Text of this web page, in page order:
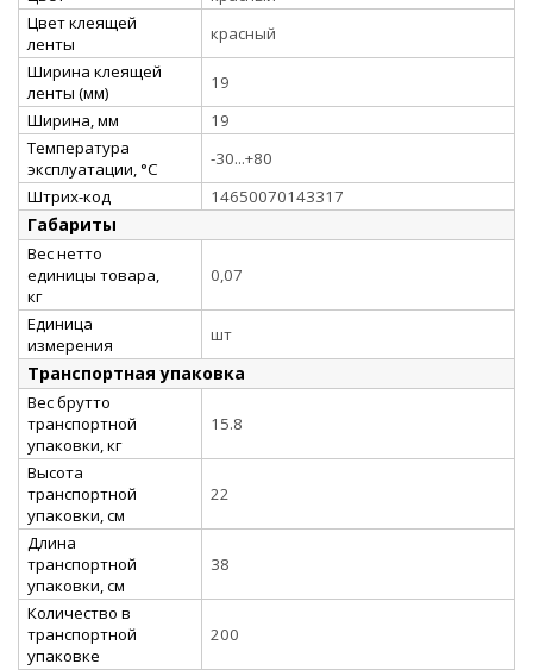
Цвет клеящей
ленты
красный
Ширина клеящей
ленты (мм)
19
Ширина, мм
19
Температура
эксплуатации, °C
-30...+80
Штрих-код
14650070143317
Габариты
Вес нетто
единицы товара,
кг
0,07
Единица
измерения
шт
Транспортная упаковка
Вес брутто
транспортной
упаковки, кг
15.8
Высота
транспортной
упаковки, см
22
Длина
транспортной
упаковки, см
38
Количество в
транспортной
упаковке
200